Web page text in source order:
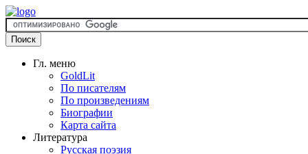
Гл. меню
GoldLit
По писателям
По произведениям
Биографии
Карта сайта
Литература
Русская поэзия